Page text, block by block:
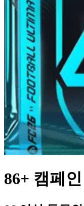
86+ 캠페